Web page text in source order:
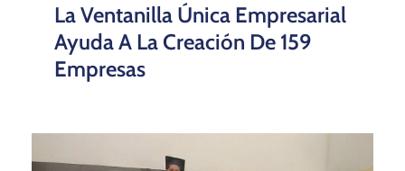
La Ventanilla Única Empresarial
Ayuda A La Creación De 159
Empresas